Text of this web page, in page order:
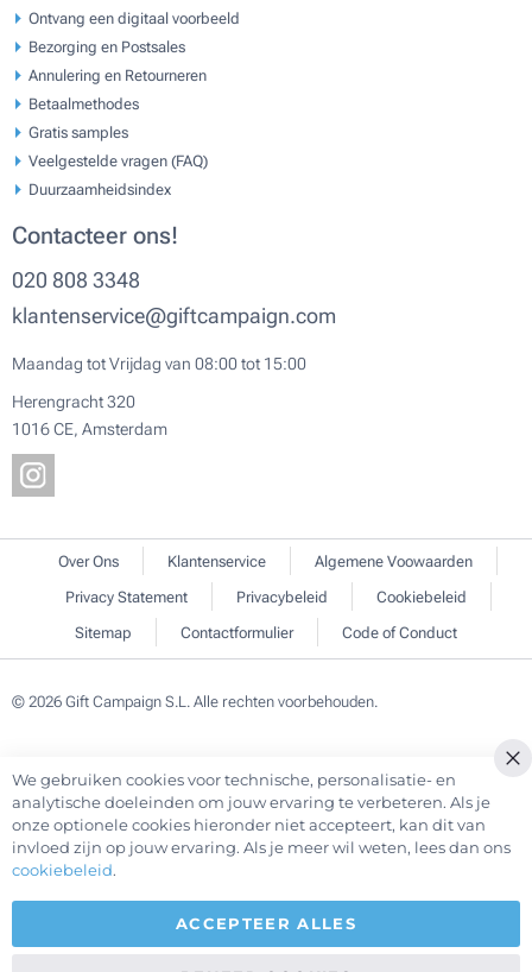
Ontvang een digitaal voorbeeld
Bezorging en Postsales
Annulering en Retourneren
Betaalmethodes
Gratis samples
Veelgestelde vragen (FAQ)
Duurzaamheidsindex
Contacteer ons!
020 808 3348
klantenservice@giftcampaign.com
Maandag tot Vrijdag van 08:00 tot 15:00
Herengracht 320
1016 CE, Amsterdam
Over Ons Klantenservice
Algemene Voowaarden
Privacy Statement
Privacybeleid
Cookiebeleid
Sitemap
Contactformulier Code of Conduct
© 2026 Gift Campaign S.L. Alle rechten voorbehouden.
We gebruiken cookies voor technische, personalisatie- en
analytische doeleinden om jouw ervaring te verbeteren. Als je
onze optionele cookies hieronder niet accepteert, kan dit van
invloed zijn op jouw ervaring. Als je meer wil weten, lees dan ons
cookiebeleid.
ACCEPTEER ALLES